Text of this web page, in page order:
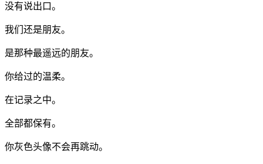
没有说出口。
我们还是朋友。
是那种最遥远的朋友。
你给过的温柔。
在记录之中。
全部都保有。
你灰色头像不会再跳动。